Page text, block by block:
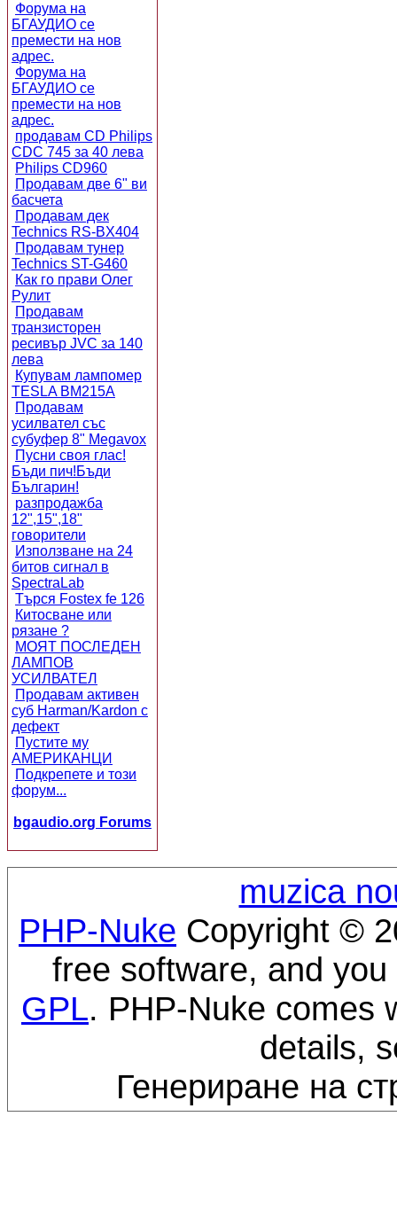
Форума на
БГАУДИО се
премести на нов
адрес.
Форума на
БГАУДИО се
премести на нов
адрес.
продавам CD Philips
CDC 745 за 40 лева
Philips CD960
Продавам две 6" ви
басчета
Продавам дек
Technics RS-BX404
Продавам тунер
Technics ST-G460
Как го прави Олег
Рулит
Продавам
транзисторен
ресивър JVC за 140
лева
Купувам лампомер
TESLA BM215A
Продавам
усилвател със
субуфер 8" Megavox
Пусни своя глас!
Бъди пич!Бъди
Българин!
разпродажба
12",15",18"
говорители
Използване на 24
битов сигнал в
SpectraLab
Търся Fostex fe 126
Китосване или
рязане ?
МОЯТ ПОСЛЕДЕН
ЛАМПОВ
УСИЛВАТЕЛ
Продавам активен
суб Harman/Kardon с
дефект
Пустите му
АМЕРИКАНЦИ
Подкрепете и този
форум...
bgaudio.org Forums
muzica
PHP-Nuke Copyright ©
free software, and
GPL. PHP-Nuke comes
details,
Генериране на